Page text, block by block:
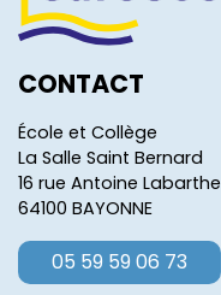
CONTACT
École et Collège
La Salle Saint Bernard
16 rue Antoine Labarthe
64100 BAYONNE
05 59 59 06 73